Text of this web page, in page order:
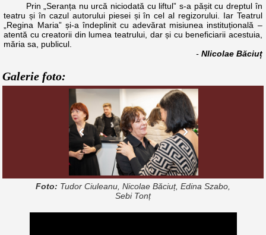
Prin „Seranța nu urcă niciodată cu liftul” s-a pășit cu dreptul în
teatru și în cazul autorului piesei și în cel al regizorului. Iar Teatrul
„Regina Maria” și-a îndeplinit cu adevărat misiunea instituțională –
atentă cu creatorii din lumea teatrului, dar și cu beneficiarii acestuia,
măria sa, publicul.
- NIicolae Băciuț
Galerie foto:
Foto: Tudor Ciuleanu, Nicolae Băciuț, Edina Szabo,
Sebi Tonț